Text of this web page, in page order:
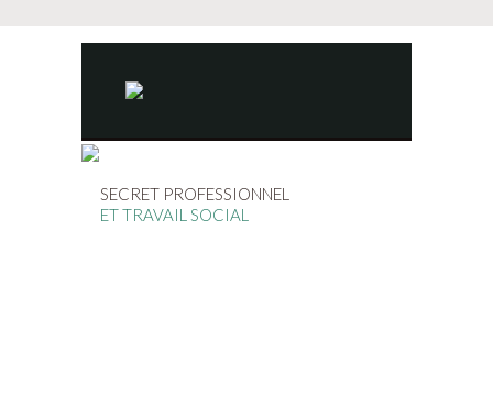
SECRET PROFESSIONNEL
ET TRAVAIL SOCIAL